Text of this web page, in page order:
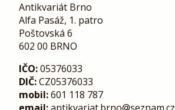
Antikvariát Brno
Alfa Pasáž, 1. patro
Poštovská 6
602 00 BRNO
IČO:05376033
DIČ:CZ05376033
mobil:601 118 787